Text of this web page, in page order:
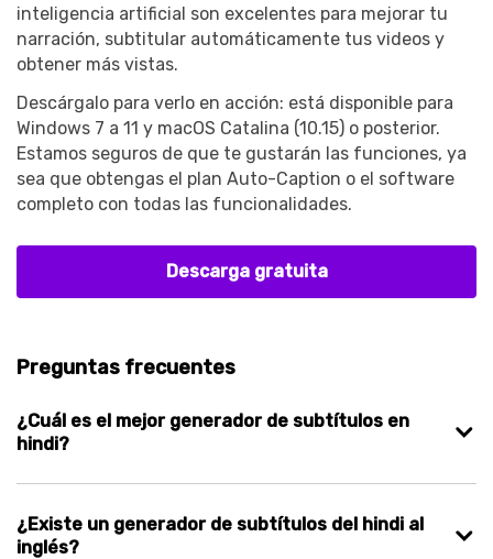
inteligencia artificial son excelentes para mejorar tu
narración, subtitular automáticamente tus videos y
obtener más vistas.
Descárgalo para verlo en acción: está disponible para
Windows 7 a 11 y macOS Catalina (10.15) o posterior.
Estamos seguros de que te gustarán las funciones, ya
sea que obtengas el plan Auto-Caption o el software
completo con todas las funcionalidades.
Descarga gratuita
Preguntas frecuentes
¿Cuál es el mejor generador de subtítulos en
hindi?
¿Existe un generador de subtítulos del hindi al
inglés?